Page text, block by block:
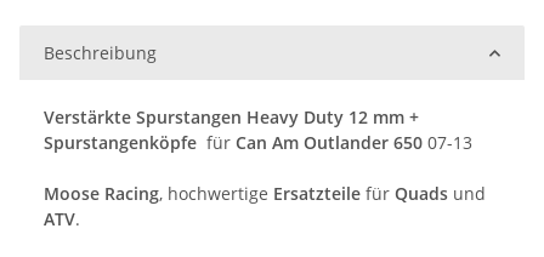
Beschreibung
Verstärkte Spurstangen Heavy Duty 12 mm +
Spurstangenköpfe für Can Am Outlander 650 07-13
Moose Racing, hochwertige Ersatzteile für Quads und
ATV.